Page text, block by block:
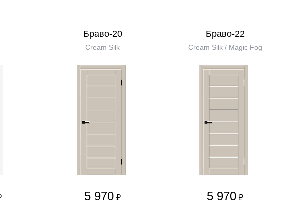
Браво-20
Cream Silk
5 970 ₽
Браво-22
Cream Silk / Magic Fog
5 970 ₽